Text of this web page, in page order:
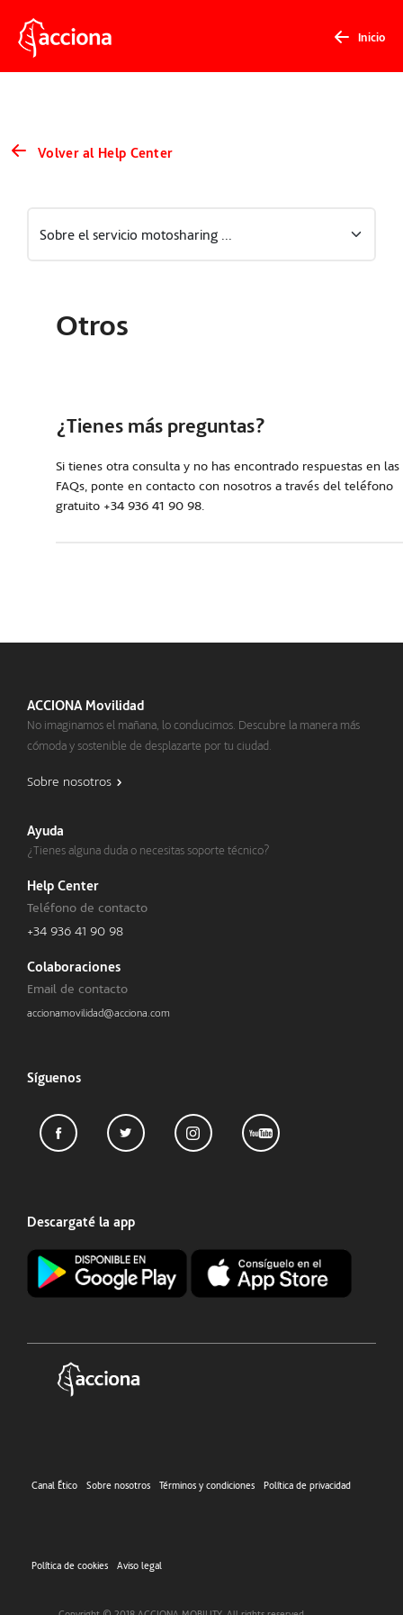
Inicio
Volver al Help Center
Otros
¿Tienes más preguntas?
Si tienes otra consulta y no has encontrado respuestas en las
FAQs, ponte en contacto con nosotros a través del teléfono
gratuito +34 936 41 90 98.
ACCIONA Movilidad
No imaginamos el mañana, lo conducimos. Descubre la manera más
cómoda y sostenible de desplazarte por tu ciudad.
Sobre nosotros
Ayuda
¿Tienes alguna duda o necesitas soporte técnico?
Help Center
Teléfono de contacto
+34 936 41 90 98
Colaboraciones
Email de contacto
accionamovilidad@acciona.com
Síguenos
Descargaté la app
Canal Ético Sobre nosotros Términos y condiciones Política de privacidad
Política de cookies Aviso legal